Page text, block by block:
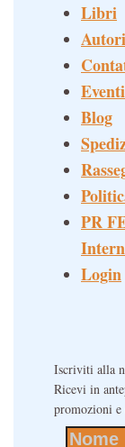
Libri
Autori
Eventi
Blog
PR
Login
Iscriviti alla
Ricevi in
promozioni